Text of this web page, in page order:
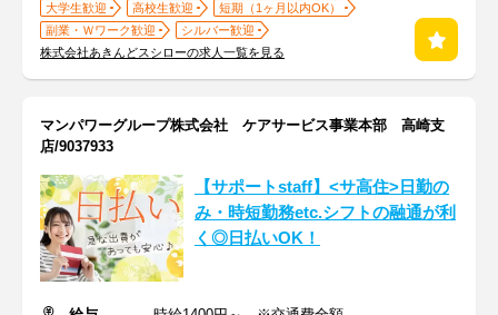
大学生歓迎 高校生歓迎
短期（1ヶ月以内OK）
副業・Ｗワーク歓迎
シルバー歓迎
株式会社あきんどスシローの求人一覧を見る
マンパワーグループ株式会社 ケアサービス事業本部 高崎支
店/9037933
【サポートstaff】<サ高住>日勤の
み・時短勤務etc.シフトの融通が利
く◎日払いOK！